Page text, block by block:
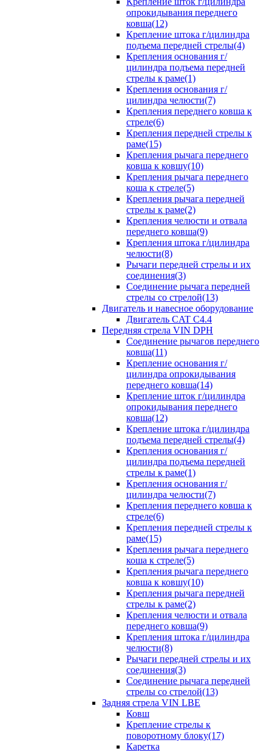
опрокидывания переднего
ковша(12)
Крепление штока г/цилиндра
подъема передней стрелы(4)
Крепления основания г/
цилиндра подъема передней
стрелы к раме(1)
Крепления основания г/
цилиндра челюсти(7)
Крепления переднего ковша к
стреле(6)
Крепления передней стрелы к
раме(15)
Крепления рычага переднего
ковша к ковшу(10)
Крепления рычага переднего
коша к стреле(5)
Крепления рычага передней
стрелы к раме(2)
Крепления челюсти и отвала
переднего ковша(9)
Крепления штока г/цилиндра
челюсти(8)
Рычаги передней стрелы и их
соединения(3)
Соединение рычага передней
стрелы со стрелой(13)
Двигатель и навесное оборудование
Двигатель CAT C4.4
Передняя стрела VIN DPH
Cоединение рычагов переднего
ковша(11)
Крепление основания г/
цилиндра опрокидывания
переднего ковша(14)
Крепление шток г/цилиндра
опрокидывания переднего
ковша(12)
Крепление штока г/цилиндра
подъема передней стрелы(4)
Крепления основания г/
цилиндра подъема передней
стрелы к раме(1)
Крепления основания г/
цилиндра челюсти(7)
Крепления переднего ковша к
стреле(6)
Крепления передней стрелы к
раме(15)
Крепления рычага переднего
коша к стреле(5)
Крепления рычага переднего
ковша к ковшу(10)
Крепления рычага передней
стрелы к раме(2)
Крепления челюсти и отвала
переднего ковша(9)
Крепления штока г/цилиндра
челюсти(8)
Рычаги передней стрелы и их
соединения(3)
Соединение рычага передней
стрелы со стрелой(13)
Задняя стрела VIN LBE
Ковш
Крепление стрелы к
поворотному блоку(17)
Каретка